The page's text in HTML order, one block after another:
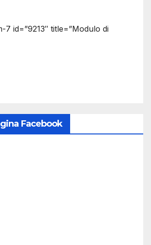
id=”9213″ title=”Modulo di
Facebook